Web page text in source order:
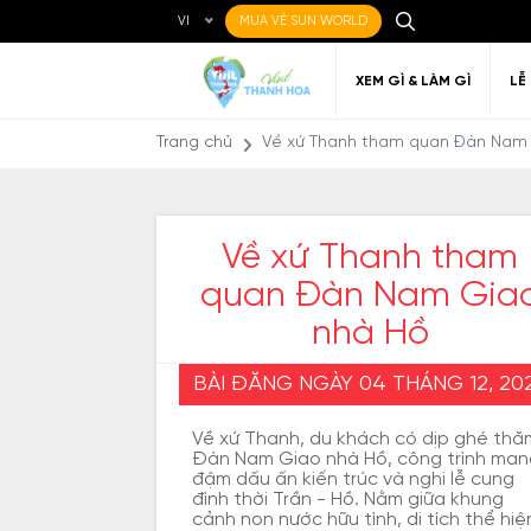
VI MUA VÉ SUN WORLD
XEM GÌ & LÀM GÌ LỄ
Điểm đến yêu thích Nghệ thuật
Ẩm thực Địa phương Địa điểm ăn uống
Về Thanh Hóa Đi đến Thanh Hóa
Di
Trang chủ Về xứ Thanh tham quan Đàn
Về xứ Thanh tham
quan Đàn Nam
nhà Hồ
BÀI ĐĂNG NGÀY 04 THÁNG 12,
Về xứ Thanh, du khách có dịp ghé
Đàn Nam Giao nhà Hồ, công trình
đậm dấu ấn kiến trúc và nghi lễ cung
đình thời Trần - Hồ. Nằm giữa khung
cảnh non nước hữu tình, di tích thể